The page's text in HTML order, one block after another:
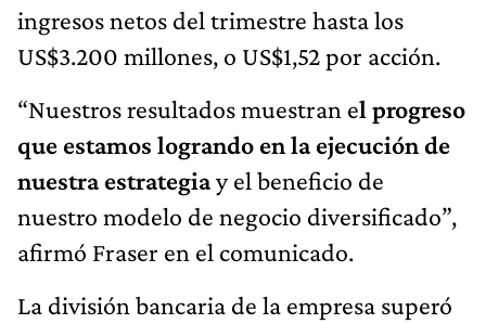
ingresos netos del trimestre hasta los
US$3.200 millones, o US$1,52 por acción.
“Nuestros resultados muestran el progreso
que estamos logrando en la ejecución de
nuestra estrategiay el beneficio de
nuestro modelo de negocio diversificado”,
afirmó Fraser en el comunicado.
La división bancaria de la empresa superó